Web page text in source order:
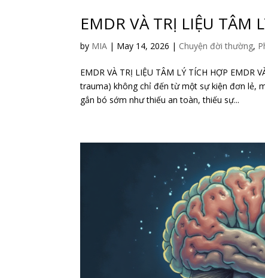
EMDR VÀ TRỊ LIỆU TÂM
by MIA | May 14, 2026 | Chuyện đời thường,
EMDR VÀ TRỊ LIỆU TÂM LÝ TÍCH HỢP
trauma) không chỉ đến từ một sự kiện đơn lẻ,
gắn bó sớm như thiếu an toàn, thiếu sự...